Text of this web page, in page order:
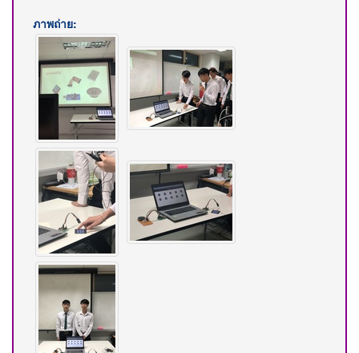
ภาพถ่าย: